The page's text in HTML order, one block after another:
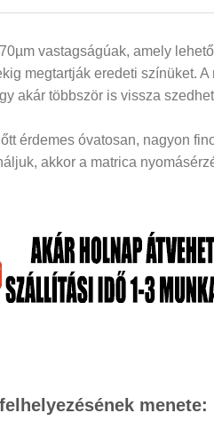
vastagságúak, amely
megtartják eredeti színüket.
akár többször is vissza
érdemes óvatosan, nagyon
akkor a matrica
menete: